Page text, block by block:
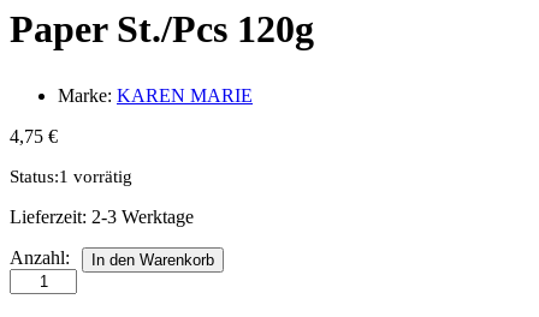
Paper St./Pcs 120g
Marke: KAREN MARIE
4,75 €
Status:1 vorrätig
Lieferzeit: 2-3 Werktage
Str.
x
Anzahl: In den Warenkorb